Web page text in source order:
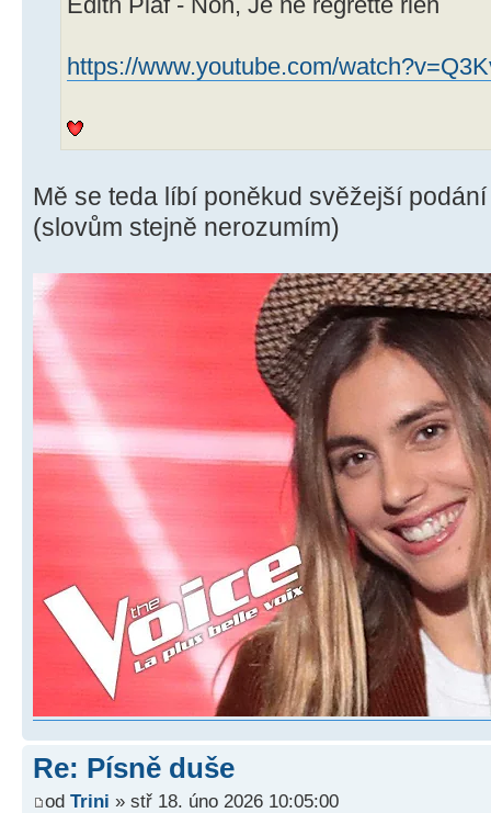
Edith Piaf - Non, Je ne regrette rien
https://www.youtube.com/
Mě se teda líbí poněkud svěžejší
(slovům stejně nerozumím)
Re: Písně duše
od Trini » stř 18. úno 2026 10:05:00